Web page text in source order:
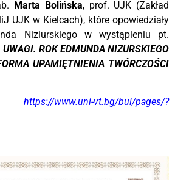
Marta Bolińska, prof. UJK (Zakład
UJK w Kielcach), które opowiedziały
Niziurskiego w wystąpieniu pt.
ROK EDMUNDA NIZURSKIEGO
UPAMIĘTNIENIA TWÓRCZOŚCI
https://www.uni-vt.bg/bul/pages/?